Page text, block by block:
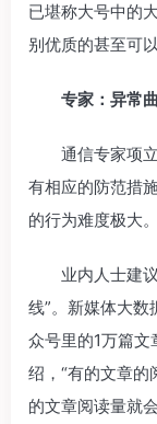
已堪称大号中的
别优质的甚至可
专家：异常曲
通信专家项立
有相应的防范措
的行为难度极大。
业内人士建议
线”。新媒体大数
众号里的1万篇
绍，“有的文章
的文章阅读量就